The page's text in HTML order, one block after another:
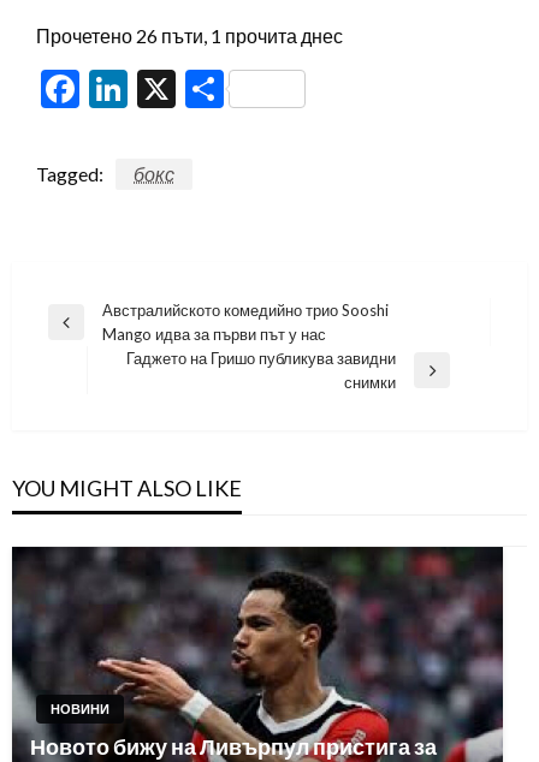
Прочетено 26 пъти, 1 прочита днес
Facebook
LinkedIn
X Share
Tagged: бокс
Навигация
Previous
Австралийското комедийно трио Sooshi
Mango идва за първи път у нас
Гаджето на Гришо публикува завидни
снимки
YOU MIGHT ALSO LIKE
НОВИНИ
Новото бижу на Ливърпул пристига за